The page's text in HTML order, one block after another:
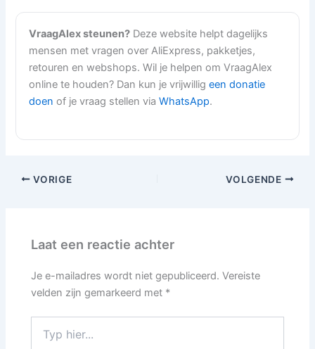
VraagAlex steunen? Deze website helpt dagelijks
mensen met vragen over AliExpress, pakketjes,
retouren en webshops. Wil je helpen om VraagAlex
online te houden? Dan kun je vrijwilligeen donatie
doen of je vraag stellen viaWhatsApp.
VORIGE VOLGENDE
Laat een reactie achter
Je e-mailadres wordt niet gepubliceerd. Vereiste
velden zijn gemarkeerd met *
hier...